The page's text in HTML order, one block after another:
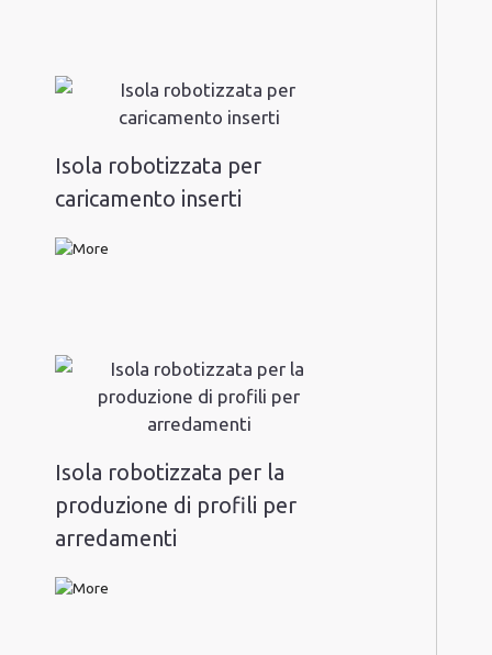
Isola robotizzata per
caricamento inserti
Isola robotizzata per la
produzione di profili per
arredamenti